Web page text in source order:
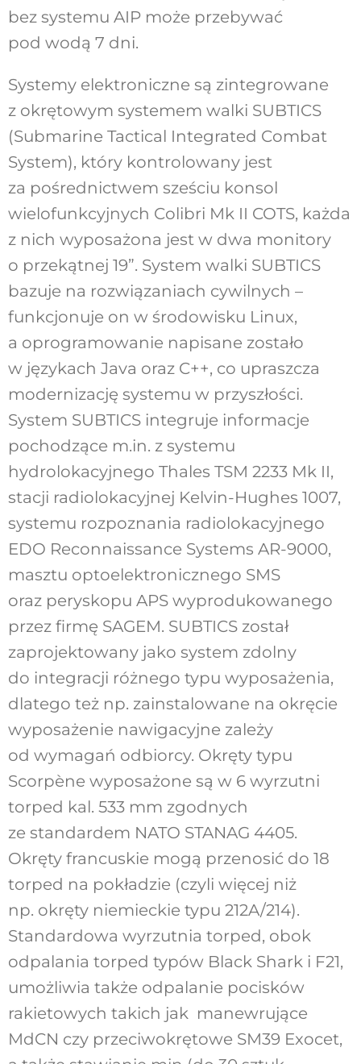
bez systemu AIP może przebywać
pod wodą 7 dni.
Systemy elektroniczne są zintegrowane
z okrętowym systemem walki SUBTICS
(Submarine Tactical Integrated Combat
System), który kontrolowany jest
za pośrednictwem sześciu konsol
wielofunkcyjnych Colibri Mk II COTS, każda
z nich wyposażona jest w dwa monitory
o przekątnej 19”. System walki SUBTICS
bazuje na rozwiązaniach cywilnych –
funkcjonuje on w środowisku Linux,
a oprogramowanie napisane zostało
w językach Java oraz C++, co upraszcza
modernizację systemu w przyszłości.
System SUBTICS integruje informacje
pochodzące m.in. z systemu
hydrolokacyjnego Thales TSM 2233 Mk II,
stacji radiolokacyjnej Kelvin-Hughes 1007,
systemu rozpoznania radiolokacyjnego
EDO Reconnaissance Systems AR-9000,
masztu optoelektronicznego SMS
oraz peryskopu APS wyprodukowanego
przez firmę SAGEM. SUBTICS został
zaprojektowany jako system zdolny
do integracji różnego typu wyposażenia,
dlatego też np. zainstalowane na okręcie
wyposażenie nawigacyjne zależy
od wymagań odbiorcy. Okręty typu
Scorpène wyposażone są w 6 wyrzutni
torped kal. 533 mm zgodnych
ze standardem NATO STANAG 4405.
Okręty francuskie mogą przenosić do 18
torped na pokładzie (czyli więcej niż
np. okręty niemieckie typu 212A/214).
Standardowa wyrzutnia torped, obok
odpalania torped typów Black Shark i F21,
umożliwia także odpalanie pocisków
rakietowych takich jak manewrujące
MdCN czy przeciwokrętowe SM39 Exocet,